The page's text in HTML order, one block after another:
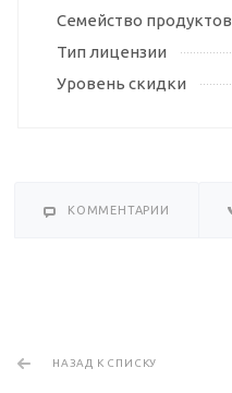
Семейство продуктов
Тип лицензии
Уровень скидки
КОММЕНТАРИИ
НАЗАД К СПИСКУ